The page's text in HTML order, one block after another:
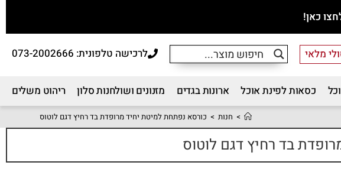
מלאי לרכישה טלפונית: 073-2002666
כסאות לפינת אוכל ארונות בגדים מזנונים ושולחנות סלון ריהוט משלים
> חנות > כורסא נפתחת למיטת יחיד מרופדת בד רחיץ דגם לוטוס
בד רחיץ דגם לוטוס